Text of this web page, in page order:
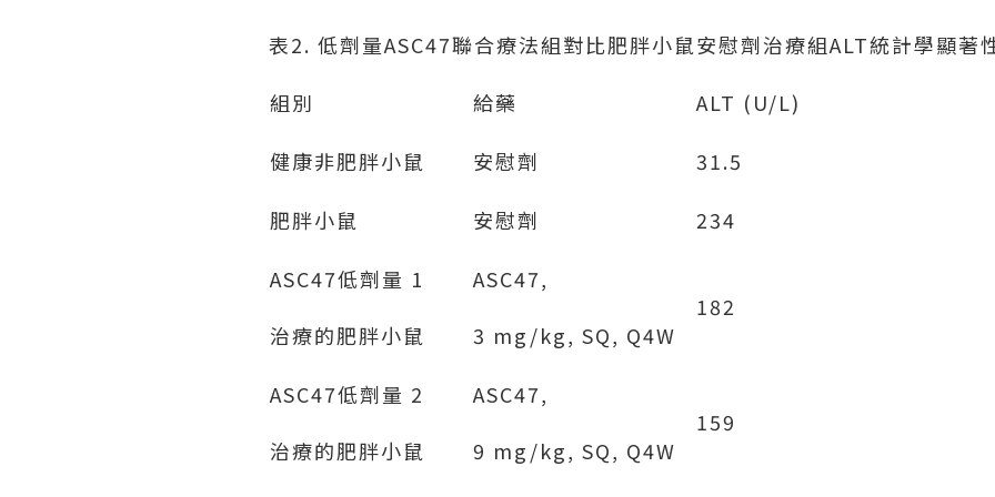
表2. 低劑量ASC47聯合療法組對比肥胖小鼠安慰劑治療組ALT統計學顯著
組別
給藥 ALT (U/L)
健康非肥胖小鼠 安慰劑 31.5
肥胖小鼠 安慰劑 234
ASC47低劑量 1
治療的肥胖小鼠
ASC47,
3 mg/kg, SQ, Q4W
182
ASC47低劑量 2
治療的肥胖小鼠
ASC47,
9 mg/kg, SQ, Q4W
159